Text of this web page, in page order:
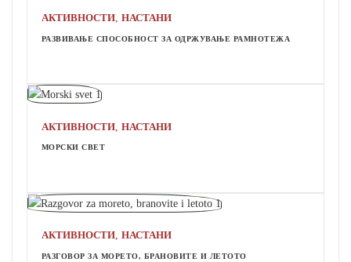
АКТИВНОСТИ, НАСТАНИ
РАЗВИВАЊЕ СПОСОБНОСТ ЗА ОДРЖУВАЊЕ РАМНОТЕЖА
АКТИВНОСТИ, НАСТАНИ
МОРСКИ СВЕТ
АКТИВНОСТИ, НАСТАНИ
РАЗГОВОР ЗА МОРЕТО, БРАНОВИТЕ И ЛЕТОТО